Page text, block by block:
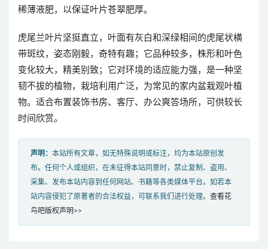
稀薄液肥，以保证叶片苍翠肥厚。
虎尾兰叶片坚挺直立，叶面有灰白和深绿相间的虎尾状横
带斑纹，姿态刚毅，奇特有趣；它品种较多，株形和叶色
变化较大，精美别致；它对环境的适应能力强，是一种坚
韧不拔的植物，栽培利用广泛，为常见的家内盆栽观叶植
物。适合布置装饰书房、客厅、办公爽答场所，可供较长
时间欣赏。
声明： 本站所有文章，如无特殊说明或标注，均为本站原创发
布。任何个人或组织，在未征得本站同意时，禁止复制、盗用、
采集、发布本站内容到任何网站、书籍等各类媒体平台。如若本
站内容侵犯了原著者的合法权益，可联系我们进行处理。 查看花
鸟吧版权声明>>